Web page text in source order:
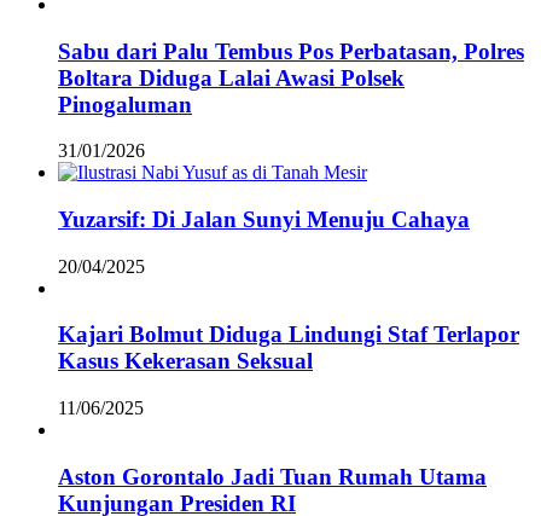
Sabu dari Palu Tembus Pos Perbatasan, Polres
Boltara Diduga Lalai Awasi Polsek
Pinogaluman
31/01/2026
Yuzarsif: Di Jalan Sunyi Menuju Cahaya
20/04/2025
Kajari Bolmut Diduga Lindungi Staf Terlapor
Kasus Kekerasan Seksual
11/06/2025
Aston Gorontalo Jadi Tuan Rumah Utama
Kunjungan Presiden RI